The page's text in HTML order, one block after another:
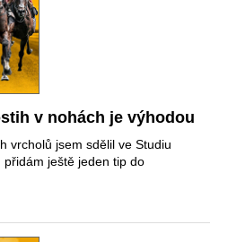
v nohách je výhodou
vrcholů jsem sdělil ve Studiu
ještě jeden tip do